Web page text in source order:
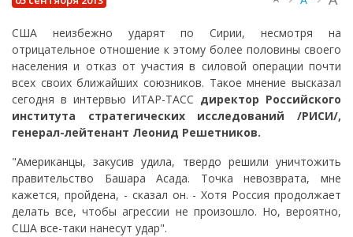
США неизбежно ударят по Сирии, несмотря на
отрицательное отношение к этому более половины своего
населения и отказ от участия в силовой операции почти
всех своих ближайших союзников. Такое мнение высказал
сегодня в интервью ИТАР-ТАСС директор Российского
института стратегических исследований /РИСИ/,
генерал-лейтенант Леонид Решетников.
"Американцы, закусив удила, твердо решили уничтожить
правительство Башара Асада. Точка невозврата, мне
кажется, пройдена, - сказал он. - Хотя Россия продолжает
делать все, чтобы агрессии не произошло. Но, вероятно,
США все-таки нанесут удар".